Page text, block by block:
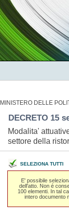
MINISTERO DELLE
DECRETO 15
Modalita'
settore della
SELEZIONA TUTTI
E' possibile
dell'atto. Non é
100 elementi. In tal
intero documento